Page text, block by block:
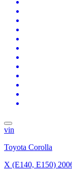
vin
Toyota Corolla
X (E140, E150)